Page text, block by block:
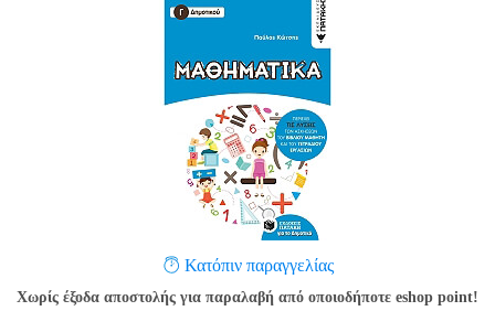
Κατόπιν παραγγελίας
Χωρίς έξοδα αποστολής για παραλαβή από οποιοδήποτε eshop point!